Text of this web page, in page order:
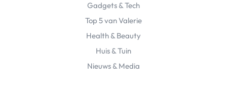
Gadgets & Tech
Top 5 van Valerie
Health & Beauty
Huis & Tuin
Nieuws & Media